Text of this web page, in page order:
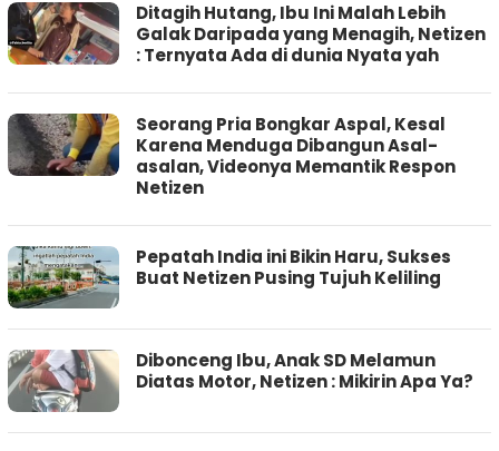
Ditagih Hutang, Ibu Ini Malah Lebih
Galak Daripada yang Menagih, Netizen
: Ternyata Ada di dunia Nyata yah
Seorang Pria Bongkar Aspal, Kesal
Karena Menduga Dibangun Asal-
asalan, Videonya Memantik Respon
Netizen
Pepatah India ini Bikin Haru, Sukses
Buat Netizen Pusing Tujuh Keliling
Dibonceng Ibu, Anak SD Melamun
Diatas Motor, Netizen : Mikirin Apa Ya?